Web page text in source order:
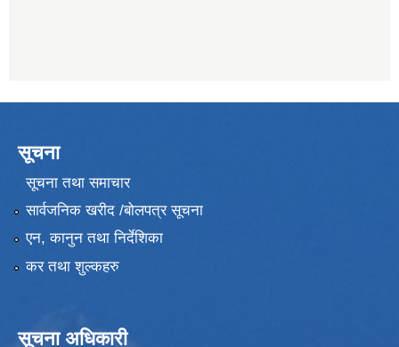
सूचना
सूचना तथा समाचार
सार्वजनिक खरीद /बोलपत्र सूचना
एन, कानुन तथा निर्देशिका
कर तथा शुल्कहरु
सूचना अधिकारी